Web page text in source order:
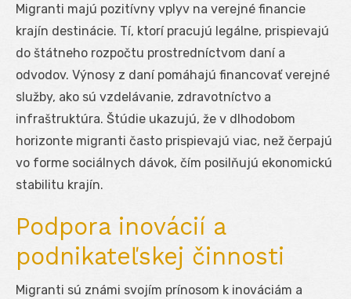
Migranti majú pozitívny vplyv na verejné financie
krajín destinácie. Tí, ktorí pracujú legálne, prispievajú
do štátneho rozpočtu prostredníctvom daní a
odvodov. Výnosy z daní pomáhajú financovať verejné
služby, ako sú vzdelávanie, zdravotníctvo a
infraštruktúra. Štúdie ukazujú, že v dlhodobom
horizonte migranti často prispievajú viac, než čerpajú
vo forme sociálnych dávok, čím posilňujú ekonomickú
stabilitu krajín.
Podpora inovácií a
podnikateľskej činnosti
Migranti sú známi svojím prínosom k inováciám a